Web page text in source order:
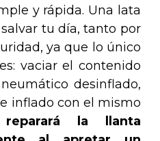
y rápida. Una lata
tu día, tanto por
ya que lo único
vaciar el contenido
desinflado,
inflado con el mismo
la llanta